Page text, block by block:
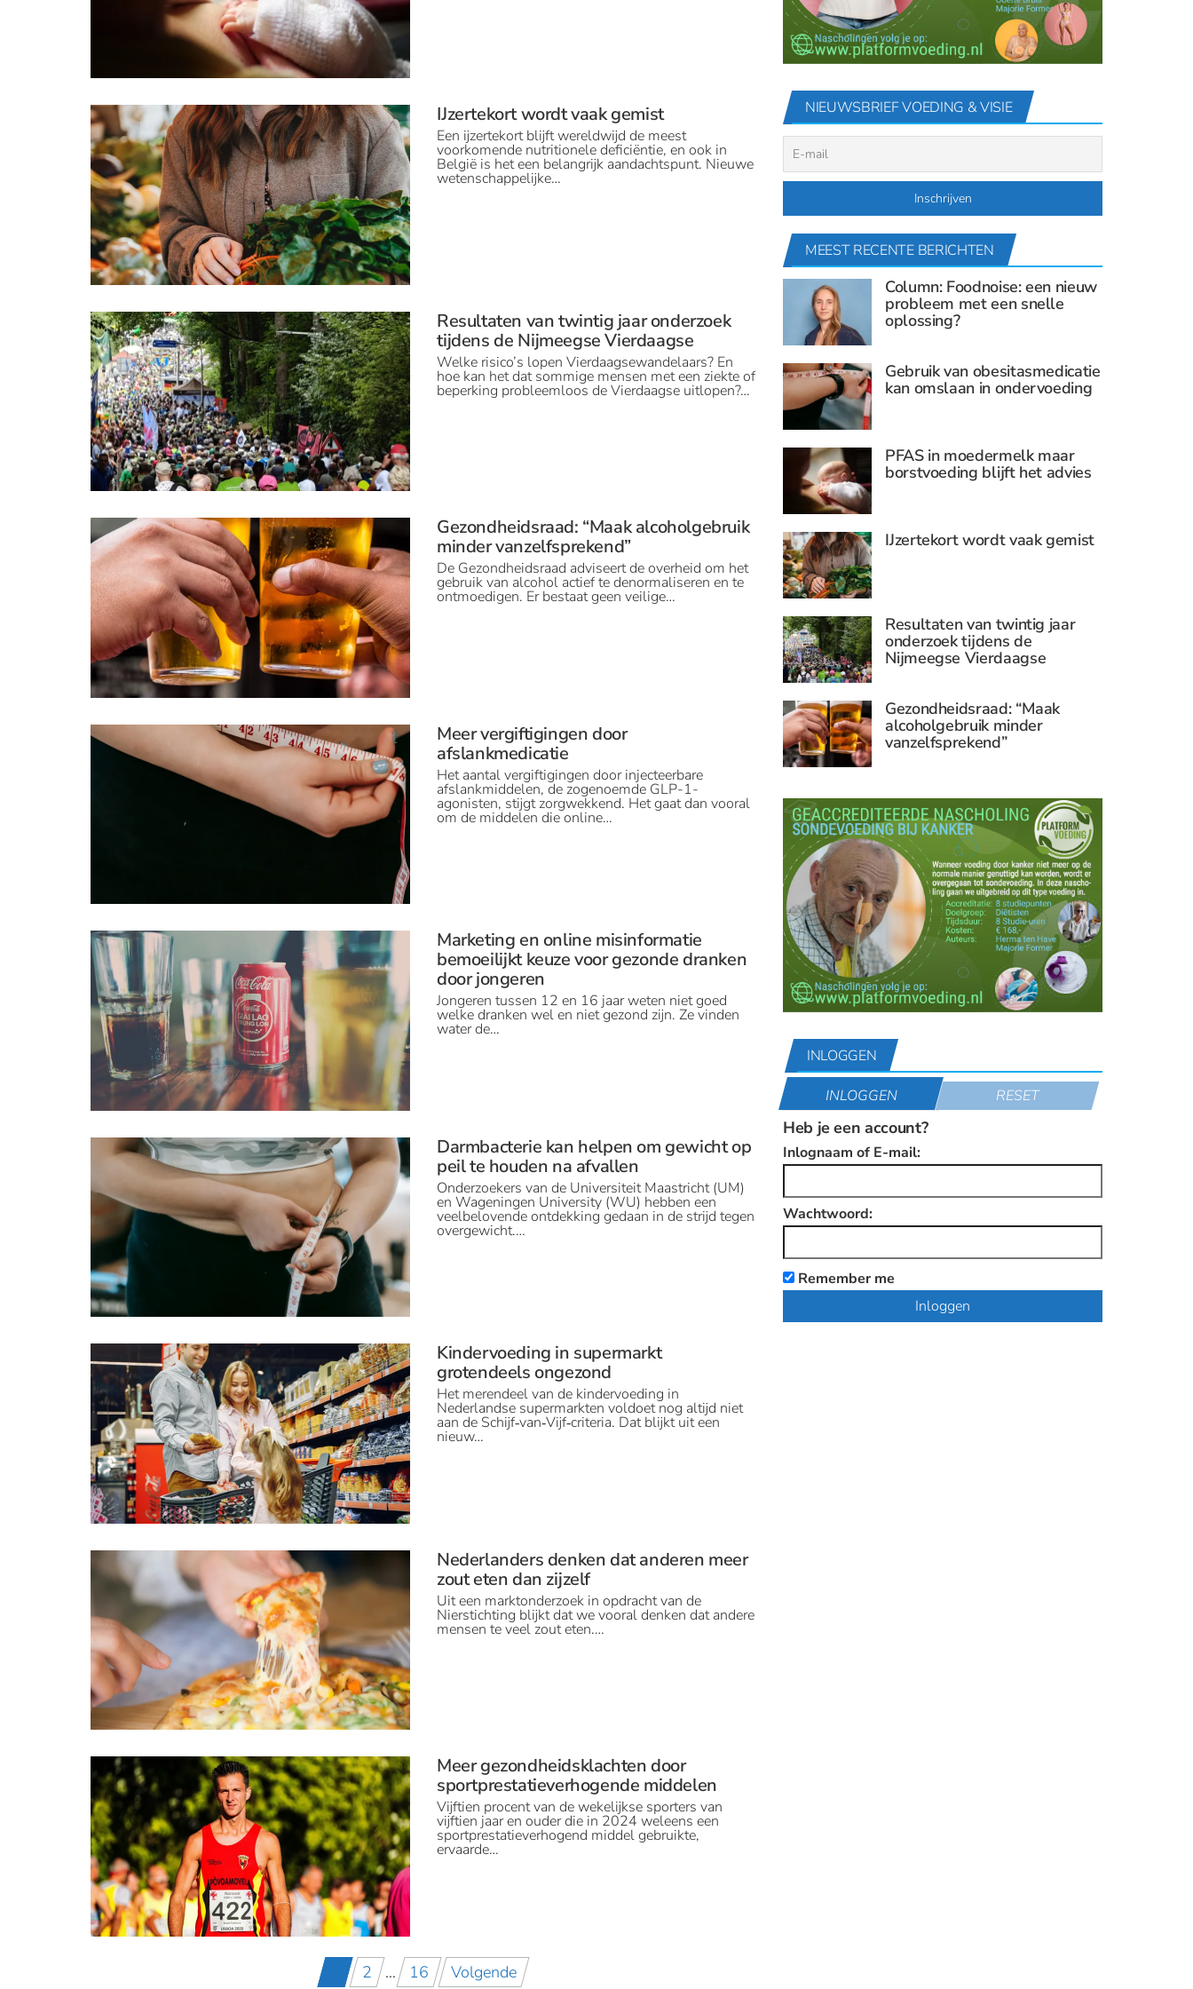
IJzertekort wordt vaak gemist
Een ijzertekort blijft wereldwijd de meest
voorkomende nutritionele deficiëntie, en ook in
België is het een belangrijk aandachtspunt. Nieuwe
wetenschappelijke…
Resultaten van twintig jaar onderzoek
tijdens de Nijmeegse Vierdaagse
Welke risico’s lopen Vierdaagsewandelaars? En
hoe kan het dat sommige mensen met een ziekte of
beperking probleemloos de Vierdaagse uitlopen?…
Gezondheidsraad: “Maak alcoholgebruik
minder vanzelfsprekend”
De Gezondheidsraad adviseert de overheid om het
gebruik van alcohol actief te denormaliseren en te
ontmoedigen. Er bestaat geen veilige…
Meer vergiftigingen door
afslankmedicatie
Het aantal vergiftigingen door injecteerbare
afslankmiddelen, de zogenoemde GLP-1-
agonisten, stijgt zorgwekkend. Het gaat dan vooral
om de middelen die online…
Marketing en online misinformatie
bemoeilijkt keuze voor gezonde dranken
door jongeren
Jongeren tussen 12 en 16 jaar weten niet goed
welke dranken wel en niet gezond zijn. Ze vinden
water de…
Darmbacterie kan helpen om gewicht op
peil te houden na afvallen
Onderzoekers van de Universiteit Maastricht (UM)
en Wageningen University (WU) hebben een
veelbelovende ontdekking gedaan in de strijd tegen
overgewicht.…
Kindervoeding in supermarkt
grotendeels ongezond
Het merendeel van de kindervoeding in
Nederlandse supermarkten voldoet nog altijd niet
aan de Schijf‑van‑Vijf‑criteria. Dat blijkt uit een
nieuw…
Nederlanders denken dat anderen meer
zout eten dan zijzelf
Uit een marktonderzoek in opdracht van de
Nierstichting blijkt dat we vooral denken dat andere
mensen te veel zout eten.…
Meer gezondheidsklachten door
sportprestatieverhogende middelen
Vijftien procent van de wekelijkse sporters van
vijftien jaar en ouder die in 2024 weleens een
sportprestatieverhogend middel gebruikte,
ervaarde…
2 … 16 Volgende
NIEUWSBRIEF VOEDING & VISIE
MEEST RECENTE BERICHTEN
Column: Foodnoise: een nieuw
probleem met een snelle
oplossing?
Gebruik van obesitasmedicatie
kan omslaan in ondervoeding
PFAS in moedermelk maar
borstvoeding blijft het advies
IJzertekort wordt vaak gemist
Resultaten van twintig jaar
onderzoek tijdens de
Nijmeegse Vierdaagse
Gezondheidsraad: “Maak
alcoholgebruik minder
vanzelfsprekend”
INLOGGEN
INLOGGEN RESET
Heb je een account?
Inlognaam of E-mail:
Wachtwoord:
Remember me